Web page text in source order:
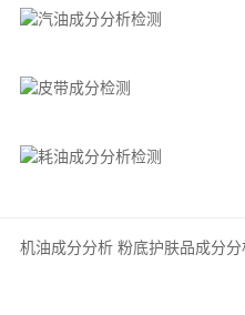
机油成分分析 粉底护肤品成分分